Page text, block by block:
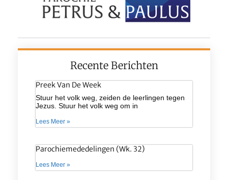
Recente Berichten
Preek Van De Week
Stuur het volk weg, zeiden de leerlingen tegen
Jezus. Stuur het volk weg om in
Lees Meer »
Parochiemededelingen (wk. 32)
Lees Meer »